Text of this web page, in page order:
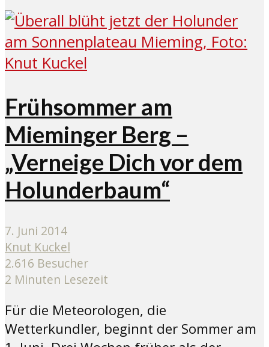
Frühsommer am
Mieminger Berg –
„Verneige Dich vor dem
Holunderbaum“
7. Juni 2014
Knut Kuckel
2.616 Besucher
2 Minuten Lesezeit
Für die Meteorologen, die
Wetterkundler, beginnt der Sommer am